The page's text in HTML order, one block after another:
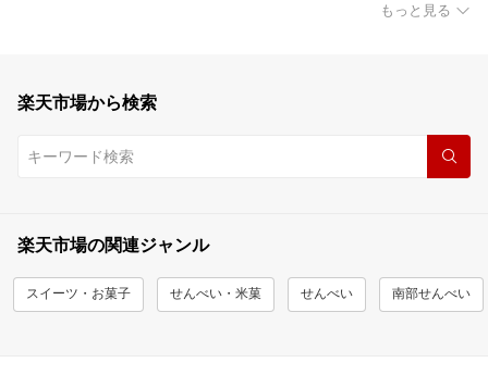
もっと見る
楽天市場から検索
楽天市場の関連ジャンル
スイーツ・お菓子 せんべい・米菓 せんべい 南部せんべい